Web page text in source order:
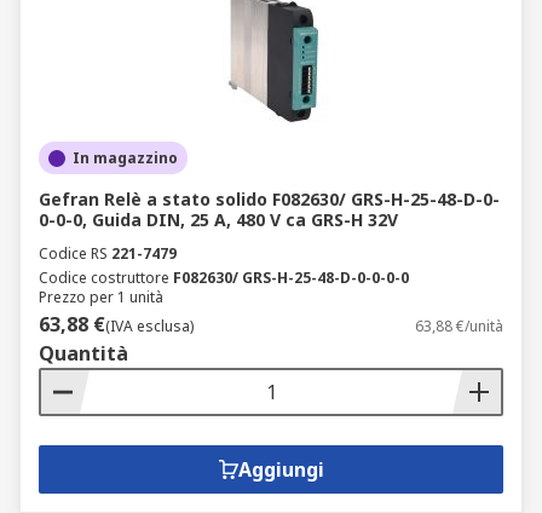
In magazzino
Gefran Relè a stato solido F082630/ GRS-H-25-48-D-0-
0-0-0, Guida DIN, 25 A, 480 V ca GRS-H 32V
Codice RS 221-7479
Codice costruttore F082630/ GRS-H-25-48-D-0-0-0-0
Prezzo per 1 unità
63,88 €(IVA esclusa) 63,88 €/unità
Quantità
Aggiungi